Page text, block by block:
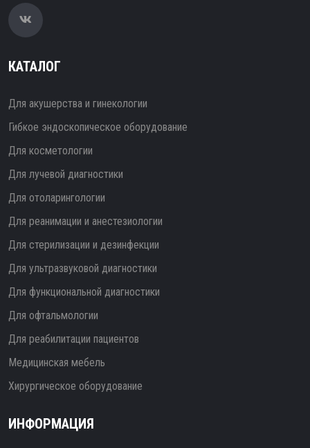
КАТАЛОГ
Для акушерства и гинекологии
Гибкое эндоскопическое оборудование
Для косметологии
Для лучевой диагностики
Для отоларингологии
Для реанимации и анестезиологии
Для стерилизации и дезинфекции
Для ультразвуковой диагностики
Для функциональной диагностики
Для офтальмологии
Для реабилитации пациентов
Медицинская мебель
Хирургическое оборудование
ИНФОРМАЦИЯ